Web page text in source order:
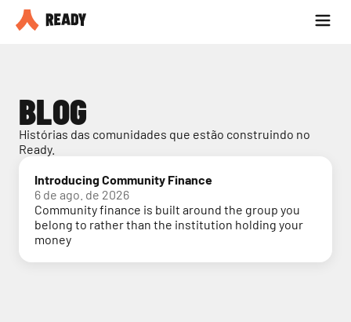
Seja parceiro
BLOG
Histórias das comunidades que estão construindo no
Ready.
Introducing Community Finance
6 de ago. de 2026
Community finance is built around the group you
belong to rather than the institution holding your
money